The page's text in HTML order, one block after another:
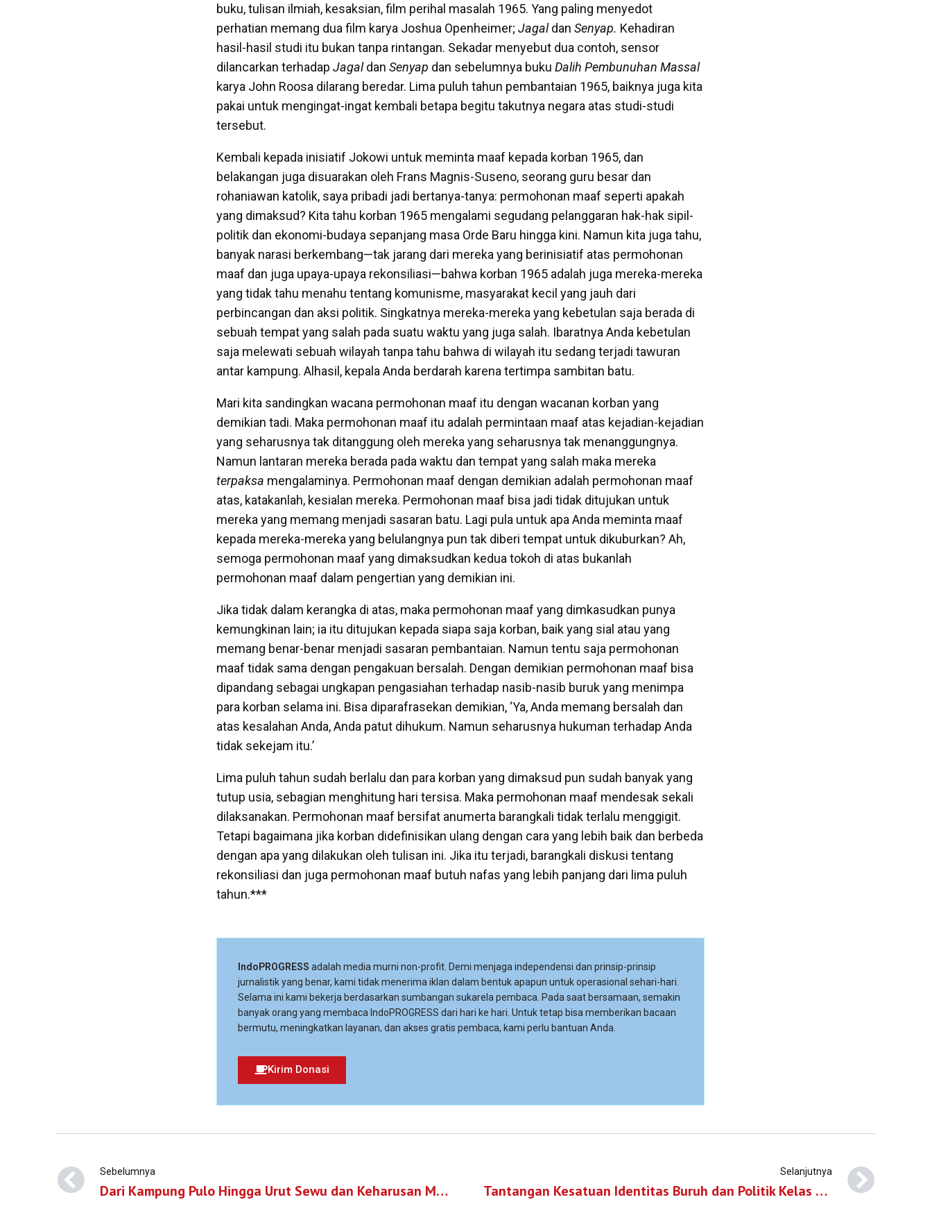
buku, tulisan ilmiah, kesaksian, film perihal masalah 1965. Yang paling menyedot
perhatian memang dua film karya Joshua Openheimer; Jagaldan Senyap. Kehadiran
hasil-hasil studi itu bukan tanpa rintangan. Sekadar menyebut dua contoh, sensor
dilancarkan terhadap Jagaldan Senyap dan sebelumnya buku Dalih Pembunuhan Massal
karya John Roosa dilarang beredar. Lima puluh tahun pembantaian 1965, baiknya juga kita
pakai untuk mengingat-ingat kembali betapa begitu takutnya negara atas studi-studi
tersebut.
Kembali kepada inisiatif Jokowi untuk meminta maaf kepada korban 1965, dan
belakangan juga disuarakan oleh Frans Magnis-Suseno, seorang guru besar dan
rohaniawan katolik, saya pribadi jadi bertanya-tanya: permohonan maaf seperti apakah
yang dimaksud? Kita tahu korban 1965 mengalami segudang pelanggaran hak-hak sipil-
politik dan ekonomi-budaya sepanjang masa Orde Baru hingga kini. Namun kita juga tahu,
banyak narasi berkembang—tak jarang dari mereka yang berinisiatif atas permohonan
maaf dan juga upaya-upaya rekonsiliasi—bahwa korban 1965 adalah juga mereka-mereka
yang tidak tahu menahu tentang komunisme, masyarakat kecil yang jauh dari
perbincangan dan aksi politik. Singkatnya mereka-mereka yang kebetulan saja berada di
sebuah tempat yang salah pada suatu waktu yang juga salah. Ibaratnya Anda kebetulan
saja melewati sebuah wilayah tanpa tahu bahwa di wilayah itu sedang terjadi tawuran
antar kampung. Alhasil, kepala Anda berdarah karena tertimpa sambitan batu.
Mari kita sandingkan wacana permohonan maaf itu dengan wacanan korban yang
demikian tadi. Maka permohonan maaf itu adalah permintaan maaf atas kejadian-kejadian
yang seharusnya tak ditanggung oleh mereka yang seharusnya tak menanggungnya.
Namun lantaran mereka berada pada waktu dan tempat yang salah maka mereka
terpaksa mengalaminya. Permohonan maaf dengan demikian adalah permohonan maaf
atas, katakanlah, kesialan mereka. Permohonan maaf bisa jadi tidak ditujukan untuk
mereka yang memang menjadi sasaran batu. Lagi pula untuk apa Anda meminta maaf
kepada mereka-mereka yang belulangnya pun tak diberi tempat untuk dikuburkan? Ah,
semoga permohonan maaf yang dimaksudkan kedua tokoh di atas bukanlah
permohonan maaf dalam pengertian yang demikian ini.
Jika tidak dalam kerangka di atas, maka permohonan maaf yang dimkasudkan punya
kemungkinan lain; ia itu ditujukan kepada siapa saja korban, baik yang sial atau yang
memang benar-benar menjadi sasaran pembantaian. Namun tentu saja permohonan
maaf tidak sama dengan pengakuan bersalah. Dengan demikian permohonan maaf bisa
dipandang sebagai ungkapan pengasiahan terhadap nasib-nasib buruk yang menimpa
para korban selama ini. Bisa diparafrasekan demikian, ‘Ya, Anda memang bersalah dan
atas kesalahan Anda, Anda patut dihukum. Namun seharusnya hukuman terhadap Anda
tidak sekejam itu.’
Lima puluh tahun sudah berlalu dan para korban yang dimaksud pun sudah banyak yang
tutup usia, sebagian menghitung hari tersisa. Maka permohonan maaf mendesak sekali
dilaksanakan. Permohonan maaf bersifat anumerta barangkali tidak terlalu menggigit.
Tetapi bagaimana jika korban didefinisikan ulang dengan cara yang lebih baik dan berbeda
dengan apa yang dilakukan oleh tulisan ini. Jika itu terjadi, barangkali diskusi tentang
rekonsiliasi dan juga permohonan maaf butuh nafas yang lebih panjang dari lima puluh
tahun.***
IndoPROGRESS adalah media murni non-profit. Demi menjaga independensi dan prinsip-prinsip
jurnalistik yang benar, kami tidak menerima iklan dalam bentuk apapun untuk operasional sehari-hari.
Selama ini kami bekerja berdasarkan sumbangan sukarela pembaca. Pada saat bersamaan, semakin
banyak orang yang membaca IndoPROGRESS dari hari ke hari. Untuk tetap bisa memberikan bacaan
bermutu, meningkatkan layanan, dan akses gratis pembaca, kami perlu bantuan Anda.
Kirim Donasi
Sebelumnya
Dari Kampung Pulo Hingga Urut Sewu dan Keharusan Membangun Front Bersama
Selanjutnya
Tantangan Kesatuan Identitas Buruh dan Politik Kelas Buruh